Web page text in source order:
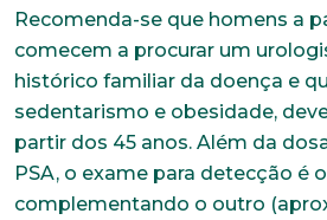
Recomenda-se que homens a
comecem a procurar um
histórico familiar da doença e
sedentarismo e obesidade,
partir dos 45 anos. Além da
PSA, o exame para detecção é
complementando o outro